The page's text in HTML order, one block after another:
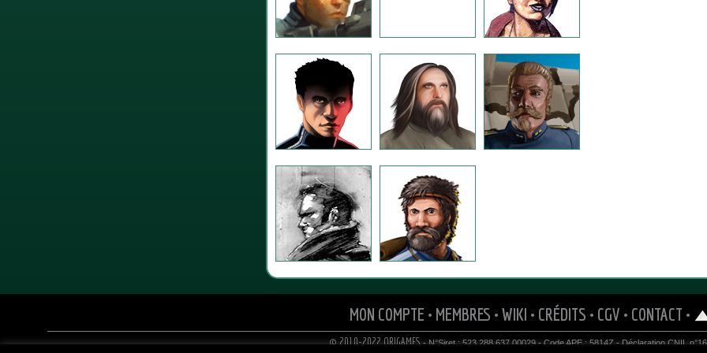
MON COMPTE • MEMBRES • WIKI • CRÉDITS • CGV • CONTACT •
© 2010-2022 ORIGAMES- N°Siret : 523 288 637 00029 - Code APE : 5814Z - Déclaration CNIL